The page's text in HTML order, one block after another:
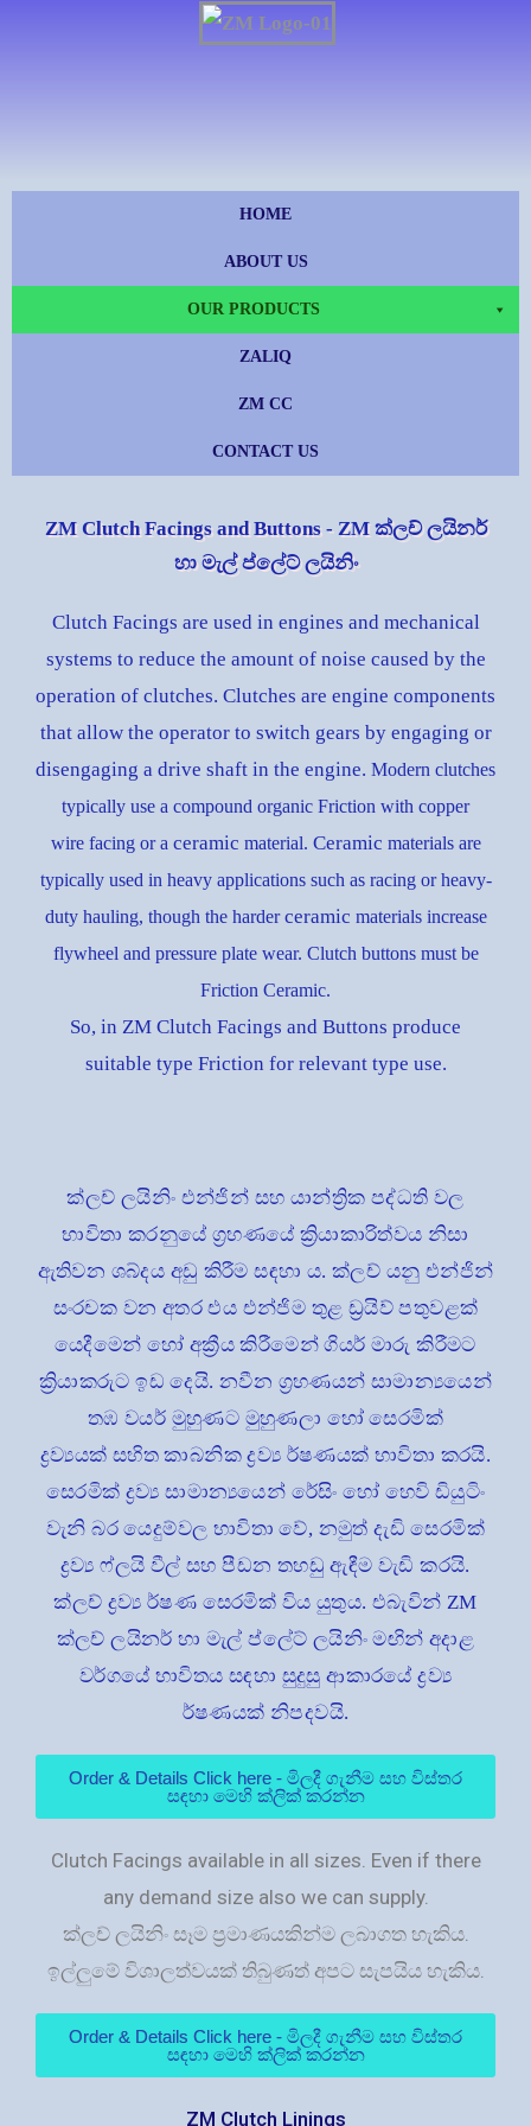
HOME
ABOUT US
OUR PRODUCTS
ZALIQ
ZM CC
CONTACT US
ZM Clutch Facings and Buttons - ZM ක්ලච් ලයිනර්
හා මැල් ප්ලේට් ලයිනිං
Clutch Facings are used in engines and mechanical
systems to reduce the amount of noise caused by the
operation of clutches. Clutches are engine components
that allow the operator to switch gears by engaging or
disengaging a drive shaft in the engine. Modern clutches
typically use a compound organic Friction with copper
wirefacing or a ceramic material. Ceramic materials are
typically used in heavy applications such as racing or heavy-
duty hauling, though the harderceramic materials increase
flywheel and pressure plate wear. Clutch buttons must be
Friction Ceramic.
So, in ZM Clutch Facings and Buttons produce
suitable type Friction for relevant type use.
ක්ලච් ලයිනිං එන්ජින් සහ යාන්ත්‍රික පද්ධති වල
භාවිතා කරනුයේ ග්‍රහණයේ ක්‍රියාකාරිත්වය නිසා
ඇතිවන ශබ්දය අඩු කිරීම සඳහා ය. ක්ලච් යනු එන්ජින්
සංරචක වන අතර එය එන්ජිම තුළ ඩ්‍රයිව් පතුවළක්
යෙදීමෙන් හෝ අක්‍රීය කිරීමෙන් ගියර් මාරු කිරීමට
ක්‍රියාකරුට ඉඩ දෙයි. නවීන ග්‍රහණයන් සාමාන්‍යයෙන්
තඹ වයර් මුහුණට මුහුණලා හෝ සෙරමික්
ද්‍රව්‍යයක් සහිත කාබනික ද්‍රව්‍ය ර්ෂණයක් භාවිතා කරයි.
සෙරමික් ද්‍රව්‍ය සාමාන්‍යයෙන් රේසිං හෝ හෙවි ඩියුටිං
වැනි බර යෙදුම්වල භාවිතා වේ, නමුත් දැඩි සෙරමික්
ද්‍රව්‍ය ෆ්ලයි වීල් සහ පීඩන තහඩු ඇඳීම වැඩි කරයි.
ක්ලච් ද්‍රව්‍ය ර්ෂණ සෙරමික් විය යුතුය. එබැවින් ZM
ක්ලච් ලයිනර් හා මැල් ප්ලේට් ලයිනිං මඟින් අදාළ
වර්ගයේ භාවිතය සඳහා සුදුසු ආකාරයේ ද්‍රව්‍ය
ර්ෂණයක් නිපදවයි.
Order & Details Click here - මිලදී ගැනීම සහ විස්තර
සඳහා මෙහි ක්ලික් කරන්න
Clutch Facings available in all sizes. Even if there
any demand size also we can supply.
ක්ලච් ලයිනිං සෑම ප්‍රමාණයකින්ම ලබාගත හැකිය.
ඉල්ලුමේ විශාලත්වයක් තිබුණත් අපට සැපයිය හැකිය.
Order & Details Click here - මිලදී ගැනීම සහ විස්තර
සඳහා මෙහි ක්ලික් කරන්න
ZM Clutch Linings